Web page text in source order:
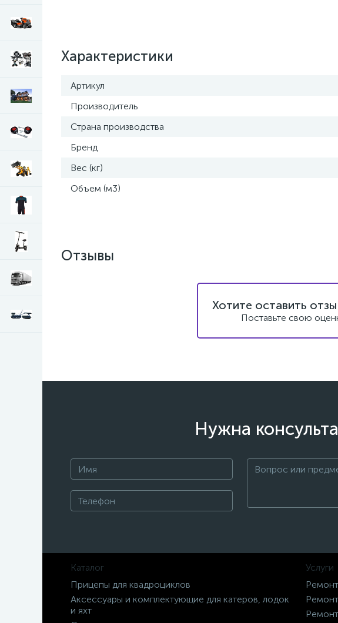
Характеристики
Артикул
Производитель
Страна производства
Бренд
Вес (кг)
Объем (м3)
Отзывы
Хотите оставить
Поставьте свою
Нужна
Каталог
Прицепы для квадроциклов
Аксессуары и комплектующие для катеров, лодок
и яхт
Услуги